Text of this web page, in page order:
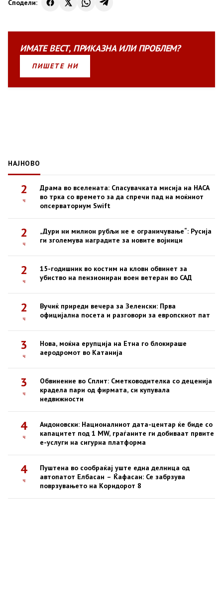
Сподели:
ИМАТЕВЕСТ, ПРИКАЗНАИЛИПРОБЛЕМ?
ПИШЕТЕ НИ
НАЈНОВО
2
ч
Драма во вселената: Спасувачката мисија на НАСА
во трка со времето за да спречи пад на моќниот
опсерваториум Swift
2
ч
„Дури ни милион рубљи не е ограничување“: Русија
ги зголемува наградите за новите војници
2
ч
15-годишник во костим на кловн обвинет за
убиство на пензиониран воен ветеран во САД
2
ч
Вучиќ приреди вечера за Зеленски: Прва
официјална посета и разговори за европскиот пат
3
ч
Нова, моќна ерупција на Етна го блокираше
аеродромот во Катанија
3
ч
Обвинение во Сплит: Сметководителка со деценија
крадела пари од фирмата, си купувала
недвижности
4
ч
Андоновски: Националниот дата-центар ќе биде со
капацитет под 1 MW, граѓаните ги добиваат првите
е-услуги на сигурна платформа
4
ч
Пуштена во сообраќај уште една делница од
автопатот Елбасан – Ќафасан: Се забрзува
поврзувањето на Коридорот 8